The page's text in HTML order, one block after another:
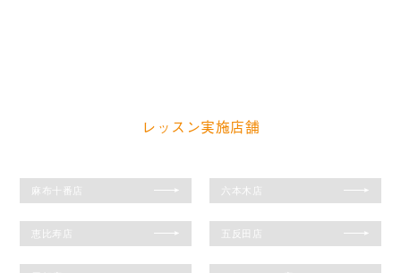
レッスン実施店舗
麻布十番店 六本木店
恵比寿店 五反田店